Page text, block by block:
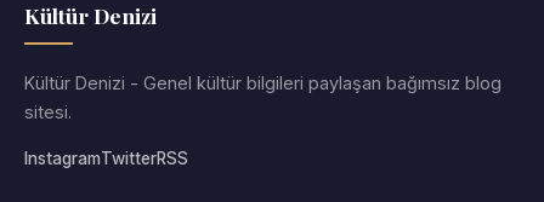
Kültür Denizi
Kültür Denizi - Genel kültür bilgileri paylaşan bağımsız blog
sitesi.
InstagramTwitterRSS